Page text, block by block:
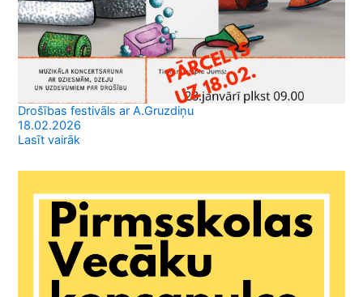
Drošības festivāls ar A.Gruzdiņu
18.02.2026
Lasīt vairāk